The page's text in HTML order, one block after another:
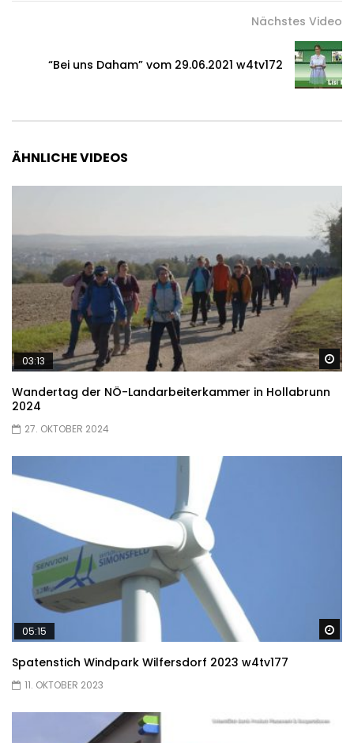
Nächstes Video
“Bei uns Daham” vom 29.06.2021 w4tv172
ÄHNLICHE VIDEOS
03:13
Wandertag der NÖ-Landarbeiterkammer in Hollabrunn
2024
27. OKTOBER 2024
05:15
Spatenstich Windpark Wilfersdorf 2023 w4tv177
11. OKTOBER 2023